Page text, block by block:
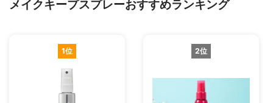
メイクキープスプレーおすすめランキング
1位 2位